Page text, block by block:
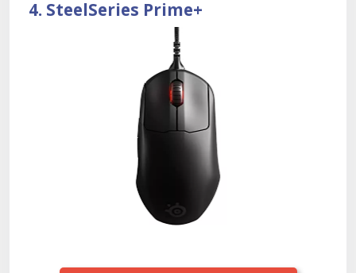
4. SteelSeries Prime+